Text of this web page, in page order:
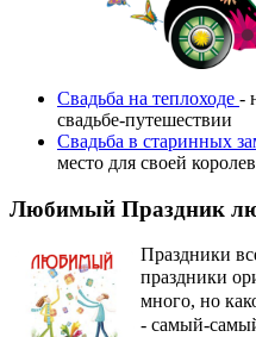
Свадьба на теплоходе -
свадьбе-путешествии
Свадьба в старинных
место для своей
Любимый Праздник
Праздники
праздники
много, но
- самый-